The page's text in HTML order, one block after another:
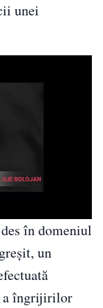
unei
în domeniul
un
a îngrijirilor